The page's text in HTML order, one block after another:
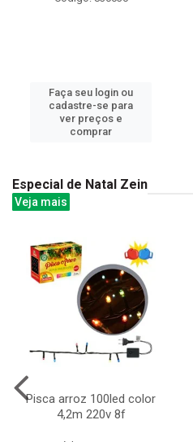
Faça seu login ou
cadastre-se para
ver preços e
comprar
Especial de Natal Zein
Veja mais
Pisca arroz 100led color
4,2m 220v 8f